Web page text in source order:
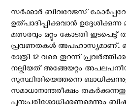
സർക്കാർ ബിവറേജസ്
ഉത്പാദിപ്പിക്കുവാൻ
മത്സരവും മറ്റും കോടതി ഇടപെട്ട്
പ്രവണതകൾ അപഹാസ്യമാണ്.
രാത്രി 12 വരെ തുറന്ന്
നല്കിയത് അങ്ങേയറ്റം
സുസ്ഥിതിയെത്തന്നെ
സമാധാനാന്തരീക്ഷം
പുന:പരിശോധിക്കണമെന്നും